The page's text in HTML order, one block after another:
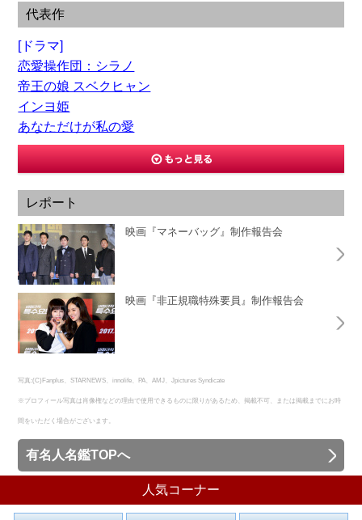
代表作
[ドラマ]
恋愛操作団：シラノ
帝王の娘 スベクヒャン
インヨ姫
あなただけが私の愛
レポート
映画『マネーバッグ』制作報告会
映画『非正規職特殊要員』制作報告会
写真:(C)Fanplus、STARNEWS、innolife、PA、AMJ、Jpictures Syndicate
※プロフィール写真は肖像権などの理由で使用できるものに限りがあるため、掲載不可、または掲載までにお時
間をいただく場合がございます。
有名人名鑑TOPへ
人気コーナー